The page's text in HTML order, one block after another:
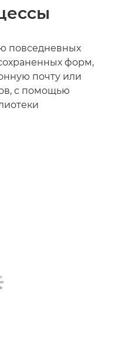
повседневных
форм,
почту или
с помощью